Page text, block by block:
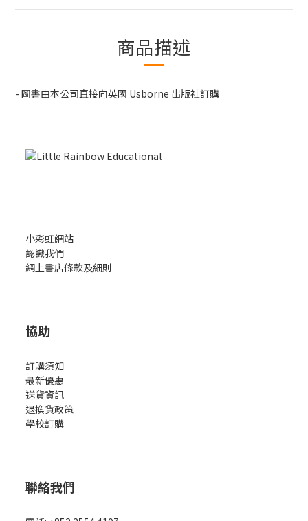
商品描述
- 圖書由本公司直接向英國 Usborne 出版社訂購
小彩虹網站
認識我們
網上書店條款及細則
協助
訂購須知
最新優惠
送貨資訊
退換貨政策
學校訂購
聯絡我們